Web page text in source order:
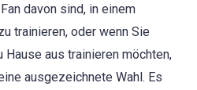
davon sind, in einem
trainieren, oder wenn Sie
Hause aus trainieren möchten,
ausgezeichnete Wahl. Es